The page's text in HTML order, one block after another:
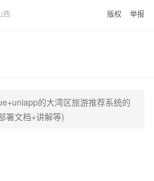
西 版权 举报
的大湾区旅游推荐系统的
署文档+讲解等)